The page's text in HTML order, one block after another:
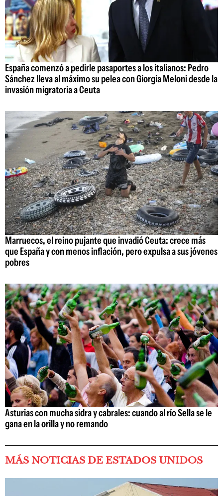
España comenzó a pedirle pasaportes a los italianos: Pedro
Sánchez lleva al máximo su pelea con Giorgia Meloni desde la
invasión migratoria a Ceuta
Marruecos, el reino pujante que invadió Ceuta: crece más
que España y con menos inflación, pero expulsa a sus jóvenes
pobres
Asturias con mucha sidra y cabrales: cuando al río Sella se le
gana en la orilla y no remando
MÁS NOTICIAS DE ESTADOS UNIDOS